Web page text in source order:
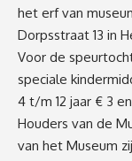
het erf van
Dorpsstraat 13 in
Voor de
speciale
4 t/m 12 jaar € 3
Houders van de
van het Museum